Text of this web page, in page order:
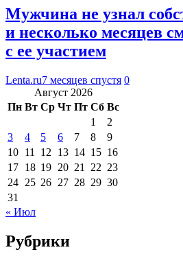
Мужчина не узнал
и несколько месяцев
с ее участием
Lenta.ru7 месяцев спустя 0
Август 2026
Пн Вт Ср Чт Пт Сб Вс
1
2
3
4 5 6 7 8
9
10 11 12 13 14 15 16
17 18 19 20 21 22 23
24 25 26 27 28 29 30
31
« Июл
Рубрики